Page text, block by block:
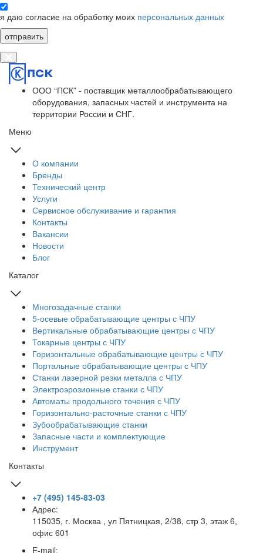
я даю согласие на обработку моих персональных данных
отправить
ООО “ПСК” - поставщик металлообрабатывающего
оборудования, запасных частей и инструмента на
территории России и СНГ.
Меню
О компании
Бренды
Технический центр
Услуги
Сервисное обслуживание и гарантия
Контакты
Вакансии
Новости
Блог
Каталог
Многозадачные станки
5-осевые обрабатывающие центры с ЧПУ
Вертикальные обрабатывающие центры с ЧПУ
Токарные центры с ЧПУ
Горизонтальные обрабатывающие центры с ЧПУ
Портальные обрабатывающие центры с ЧПУ
Станки лазерной резки металла с ЧПУ
Электроэрозионные станки с ЧПУ
Автоматы продольного точения с ЧПУ
Горизонтально-расточные станки с ЧПУ
Зубообрабатывающие станки
Запасные части и комплектующие
Инструмент
Контакты
+7 (495) 145-83-03
Адрес:
115035, г. Москва , ул Пятницкая, 2/38, стр 3, этаж 6,
офис 601
E-mail: